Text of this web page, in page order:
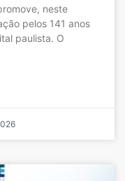
neste
pelos 141 anos
paulista. O